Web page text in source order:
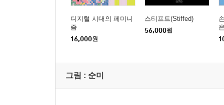
디지털 시대의 페미니
즘
16,000원
스티프트(Stiffed)
56,000원
그림 : 순미